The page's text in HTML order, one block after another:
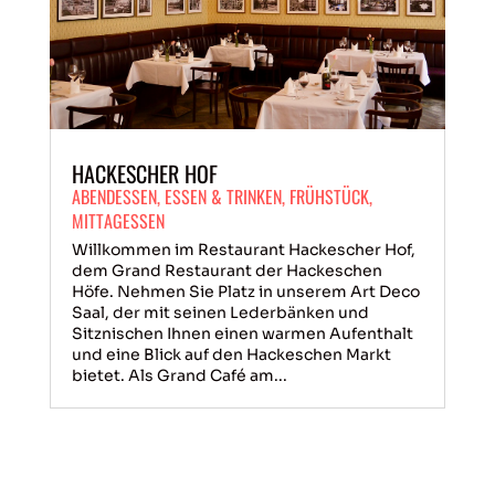
HACKESCHER HOF
ABENDESSEN, ESSEN & TRINKEN, FRÜHSTÜCK,
MITTAGESSEN
Willkommen im Restaurant Hackescher Hof,
dem Grand Restaurant der Hackeschen
Höfe. Nehmen Sie Platz in unserem Art Deco
Saal, der mit seinen Lederbänken und
Sitznischen Ihnen einen warmen Aufenthalt
und eine Blick auf den Hackeschen Markt
bietet. Als Grand Café am...